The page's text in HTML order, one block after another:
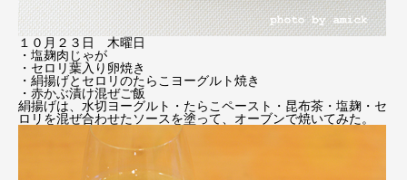
１０月２３日 木曜日
・塩麹肉じゃが
・セロリ葉入り卵焼き
・絹揚げとセロリのたらこヨーグルト焼き
・赤かぶ漬け混ぜご飯
絹揚げは、水切ヨーグルト・たらこペースト・昆布茶・塩麹・セ
ロリを混ぜ合わせたソースを塗って、オーブンで焼いてみた。